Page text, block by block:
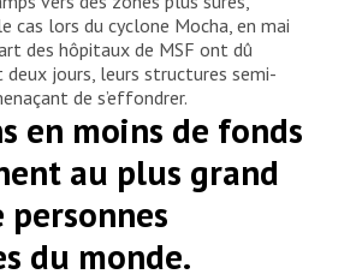
cas lors du cyclone Mocha, en mai
des hôpitaux de MSF ont dû
deux jours, leurs structures semi-
de s’effondrer.
en moins de fonds
au plus grand
personnes
du monde.